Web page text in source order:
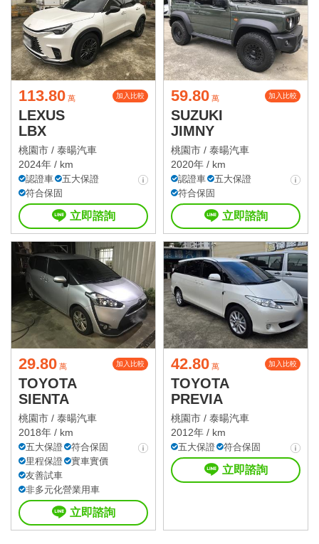
113.80 萬 加入比較
LEXUS
LBX
桃園市 / 泰暘汽車
2024年 / km
認證車
五大保證
符合保固
立即諮詢
59.80 萬 加入比較
SUZUKI
JIMNY
桃園市 / 泰暘汽車
2020年 / km
認證車
五大保證
符合保固
立即諮詢
29.80 萬 加入比較
TOYOTA
SIENTA
桃園市 / 泰暘汽車
2018年 / km
五大保證
符合保固
里程保證
實車實價
友善試車
非多元化營業用車
立即諮詢
42.80 萬 加入比較
TOYOTA
PREVIA
桃園市 / 泰暘汽車
2012年 / km
五大保證 符合保固
立即諮詢